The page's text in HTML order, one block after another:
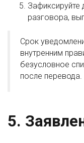
Зафиксируйте
разговора,
Срок
внутренним
безусловное
после перевода.
5.